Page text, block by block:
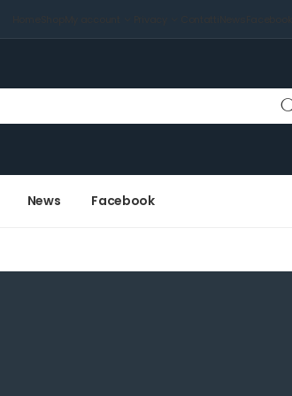
News Facebook